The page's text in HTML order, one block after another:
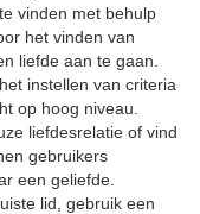
vinden met behulp
het vinden van
liefde aan te gaan.
instellen van criteria
op hoog niveau.
liefdesrelatie of vind
gebruikers
een geliefde.
lid, gebruik een